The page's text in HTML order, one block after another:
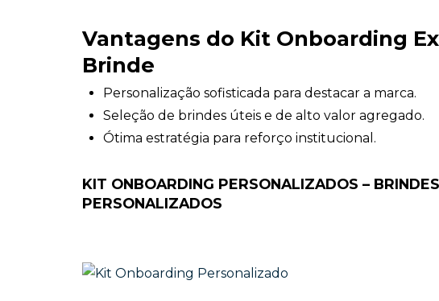
Vantagens do Kit Onboarding
Brinde
Personalização sofisticada para destacar a marca.
Seleção de brindes úteis e de alto valor agregado.
Ótima estratégia para reforço institucional.
KIT ONBOARDING PERSONALIZADOS – BRINDES
PERSONALIZADOS